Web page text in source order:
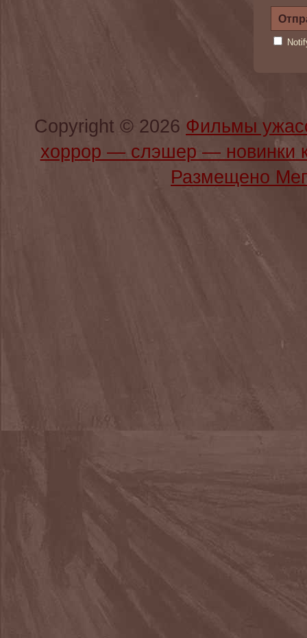
Copyright © 2026 Фильмы
хоррор — слэшер —
Размещено